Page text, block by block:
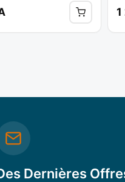
Dernières